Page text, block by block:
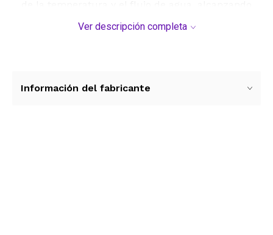
minuto. Además, el paquete incluye un desagüe
su sistema de conexión rápida. Está diseñado
Ver descripción completa
Información del fabricante